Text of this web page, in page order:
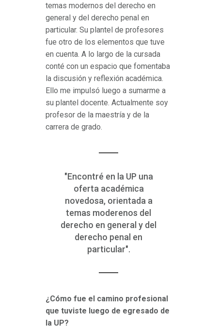
temas modernos del derecho en
general y del derecho penal en
particular. Su plantel de profesores
fue otro de los elementos que tuve
en cuenta. A lo largo de la cursada
conté con un espacio que fomentaba
la discusión y reflexión académica.
Ello me impulsó luego a sumarme a
su plantel docente. Actualmente soy
profesor de la maestría y de la
carrera de grado.
"Encontré en la UP una
oferta académica
novedosa, orientada a
temas moderenos del
derecho en general y del
derecho penal en
particular".
¿Cómo fue el camino profesional
que tuviste luego de egresado de
la UP?